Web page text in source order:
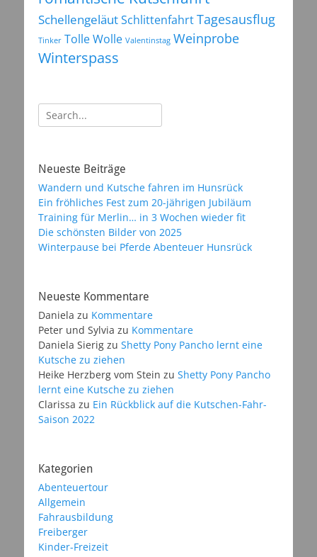
SchellengeläutSchlittenfahrtTagesausflug
Tinker Tolle Wolle Valentinstag Weinprobe
Winterspass
Suchen
nach:
Neueste Beiträge
Wandern und Kutsche fahren im Hunsrück
Ein fröhliches Fest zum 20-jährigen Jubiläum
Training für Merlin… in 3 Wochen wieder fit
Die schönsten Bilder von 2025
Winterpause bei Pferde Abenteuer Hunsrück
Neueste Kommentare
Daniela zu Kommentare
Peter und Sylvia zu Kommentare
Daniela Sierig zu Shetty Pony Pancho lernt eine
Kutsche zu ziehen
Heike Herzberg vom Stein zu Shetty Pony Pancho
lernt eine Kutsche zu ziehen
Clarissa zu Ein Rückblick auf die Kutschen-Fahr-
Saison 2022
Kategorien
Abenteuertour
Allgemein
Fahrausbildung
Freiberger
Kinder-Freizeit